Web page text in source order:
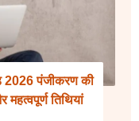
पंजीकरण की
तिथियां